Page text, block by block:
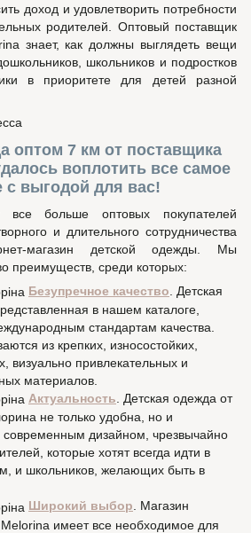
доход и удовлетворить потребности
родителей. Оптовый поставщик
знает, как должны выглядеть вещи
школьников и подростков
в приоритете для детей разной
оптом 7 км от поставщика
воплотить все самое
с выгодой для вас!
все больше оптовых покупателей
и длительного сотрудничества
магазин детской одежды. Мы
преимуществ, среди которых:
Безупречное качество . Детская
в нашем каталоге,
стандартам качества.
из крепких, износостойких,
визуально привлекательных и
материалов.
Актуальность . Детская одежда от
не только удобна, но и
современным дизайном, чрезвычайно
которые хотят всегда идти в
и школьников, желающих быть в
Широкий выбор. Магазин
имеет все необходимое для